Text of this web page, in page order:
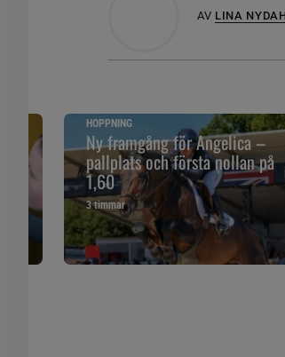
AV LINA
HOPPNING
Ny framgång för Angelica –
pallplats och första nollan på
1,60
3 timmar